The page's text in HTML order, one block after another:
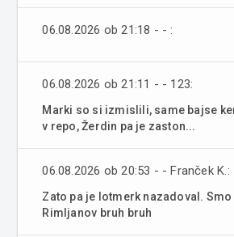
06.08.2026 ob 21:18 - - :
06.08.2026 ob 21:11 - - 123:
Marki so si izmislili, same bajse
v repo, Žerdin pa je zaston...
06.08.2026 ob 20:53 - - Franček K.:
Zato pa je lotmerk nazadoval.
Rimljanov bruh bruh